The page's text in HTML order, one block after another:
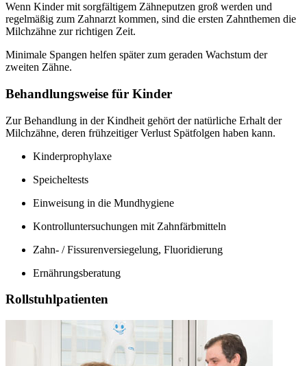
Wenn Kinder mit sorgfältigem Zähneputzen groß werden und
regelmäßig zum Zahnarzt kommen, sind die ersten Zahnthemen die
Milchzähne zur richtigen Zeit.
Minimale Spangen helfen später zum geraden Wachstum der
zweiten Zähne.
Behandlungsweise für Kinder
Zur Behandlung in der Kindheit gehört der natürliche Erhalt der
Milchzähne, deren frühzeitiger Verlust Spätfolgen haben kann.
Kinderprophylaxe
Speicheltests
Einweisung in die Mundhygiene
Kontrolluntersuchungen mit Zahnfärbmitteln
Zahn- / Fissurenversiegelung, Fluoridierung
Ernährungsberatung
Rollstuhlpatienten